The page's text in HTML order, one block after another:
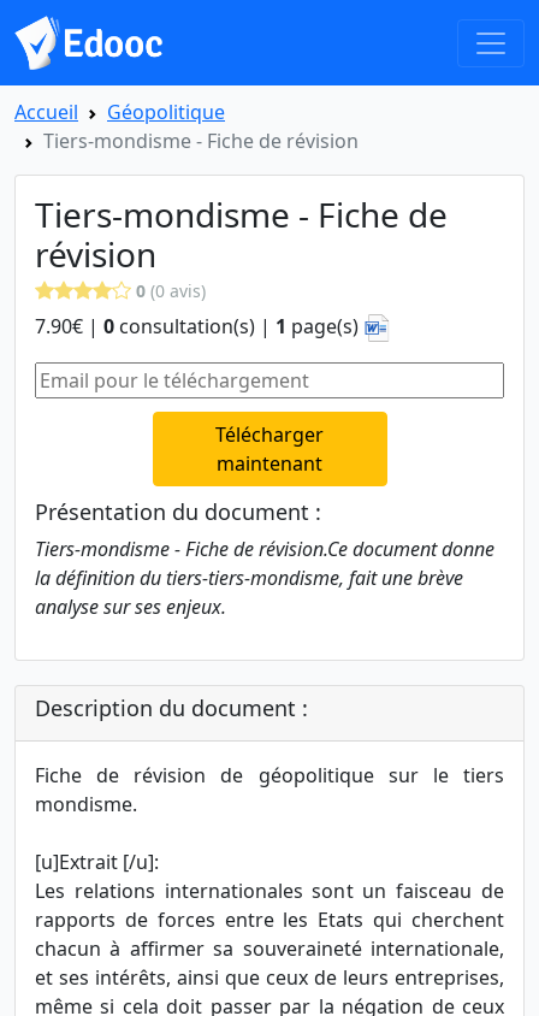
Accueil
Géopolitique
Tiers-mondisme - Fiche de révision
Tiers-mondisme - Fiche de
révision
0 (0 avis)
7.90€ | 0 consultation(s) | 1 page(s)
Télécharger
maintenant
Présentation du document :
Tiers-mondisme - Fiche de révision.Ce document donne
la définition du tiers-tiers-mondisme, fait une brève
analyse sur ses enjeux.
Description du document :
Fiche de révision de géopolitique sur le tiers
mondisme.
[u]Extrait [/u]:
Les relations internationales sont un faisceau de
rapports de forces entre les Etats qui cherchent
chacun à affirmer sa souveraineté internationale,
et ses intérêts, ainsi que ceux de leurs entreprises,
même si cela doit passer par la négation de ceux